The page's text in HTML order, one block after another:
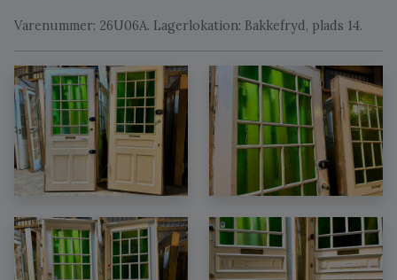
Varenummer: 26U06A. Lagerlokation: Bakkefryd, plads 14.